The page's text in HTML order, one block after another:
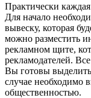
Практически
Для начало
вывеску, которая
можно разместить
рекламном щите,
рекламодателей.
Вы готовы
случае необходимо
общественностью.